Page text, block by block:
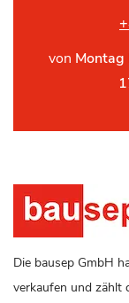
von Montag
Die bausep GmbH
verkaufen und zählt